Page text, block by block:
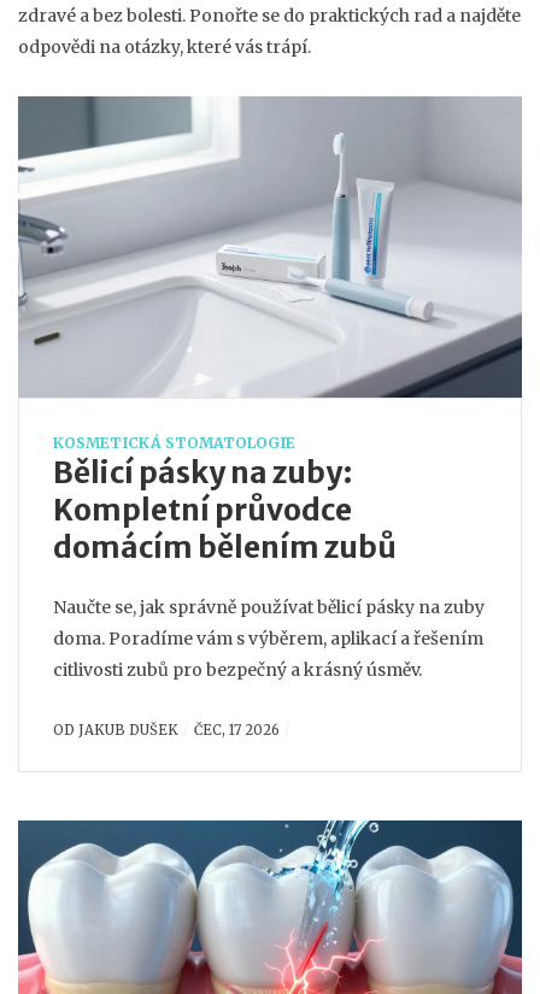
zdravé a bez bolesti. Ponořte se do praktických rad a najděte
odpovědi na otázky, které vás trápí.
KOSMETICKÁ STOMATOLOGIE
Bělicí pásky na zuby:
Kompletní průvodce
domácím bělením zubů
Naučte se, jak správně používat bělicí pásky na zuby
doma. Poradíme vám s výběrem, aplikací a řešením
citlivosti zubů pro bezpečný a krásný úsměv.
OD JAKUB DUŠEK ČEC, 17 2026